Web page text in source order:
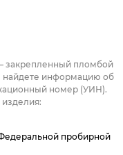
закрепленный пломбой
найдете информацию об
номер (УИН).
пробирной